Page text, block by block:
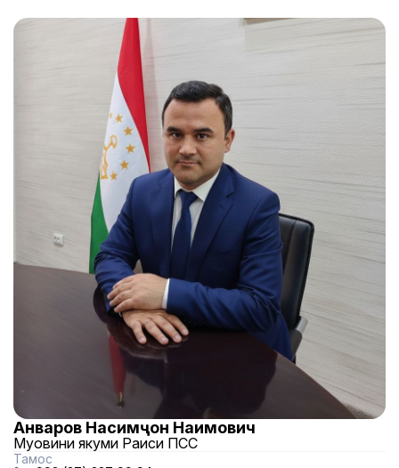
Анваров Насимҷон Наимович
Муовини якуми Раиси ПСС
Тамос